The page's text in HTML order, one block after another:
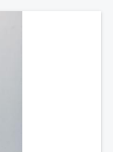
Je
Au plaisir de